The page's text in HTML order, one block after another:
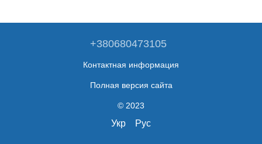
+380680473105
Контактная информация
Полная версия сайта
© 2023
Укр Рус